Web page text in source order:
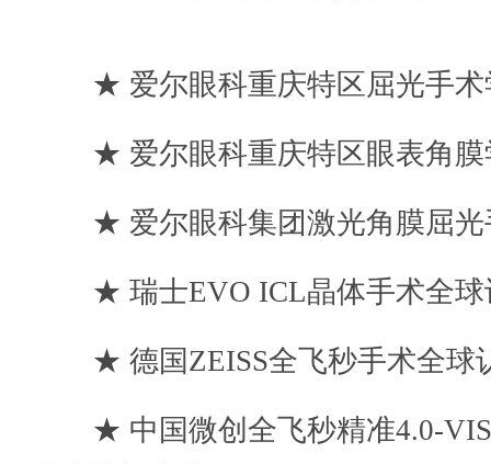
★ 爱尔眼科重庆特区屈光手术
★ 爱尔眼科重庆特区眼表角
★ 爱尔眼科集团激光角膜屈
★ 瑞士EVO ICL晶体手术全
★ 德国ZEISS全飞秒手术全球
★ 中国微创全飞秒精准4.0-